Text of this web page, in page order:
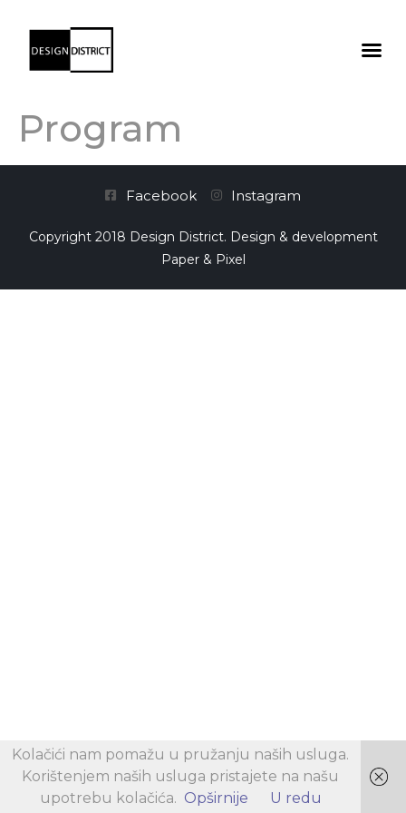
Program
Facebook Instagram
Copyright 2018 Design District. Design & development
Paper & Pixel
Kolačići nam pomažu u pružanju naših usluga.
Korištenjem naših usluga pristajete na našu
upotrebu kolačića. Opširnije U redu